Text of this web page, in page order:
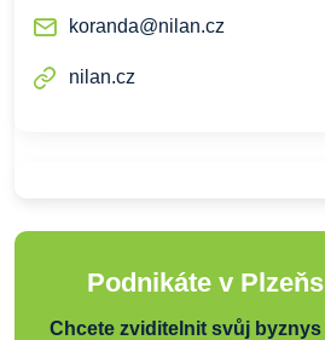
koranda@nilan.cz
nilan.cz
Podnikáte v
Chcete zviditelnit svůj